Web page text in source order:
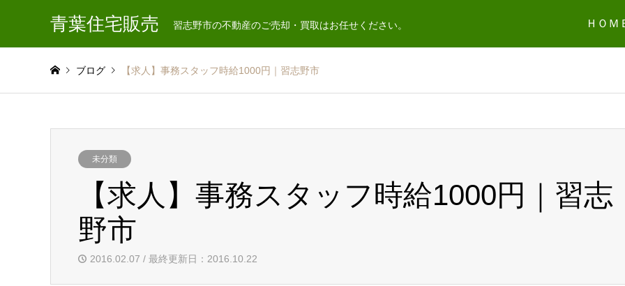
青葉住宅販売 習志野市の不動産のご売却・買取はお任せください。 ＨＯＭ
ブログ 【求人】事務スタッフ時給1000円｜習志野市
未分類
【求人】事務スタッフ時給1000円｜習志
野市
2016.02.07 / 最終更新日：2016.10.22